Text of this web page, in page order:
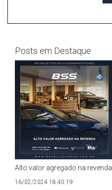
Posts em Destaque
Alto valor agregado na revenda
16/02/2024 18:40:19